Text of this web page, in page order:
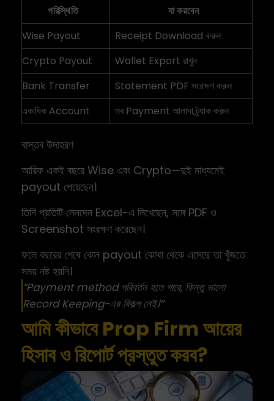
পরিস্থিতি
যা করবেন
Wise Payout
Receipt Download করুন
Crypto Payout
Wallet Export রাখুন
Bank Transfer
Statement PDF সংরক্ষণ করুন
একাধিক Account
সব Payment আলাদা ট্র্যাক করুন
বাস্তব উদাহরণ
আরিফ একই বছরে Wise এবং Crypto—দুই মাধ্যমেই
payout পেয়েছেন।
তিনি প্রতিটি লেনদেন Excel-এ লিখেছেন, সঙ্গে PDF ও
Screenshot সংরক্ষণ করেছেন।
ফলে বছরের শেষে কোন payout কোথা থেকে এসেছে তা খুঁজতে
সময় নষ্ট হয়নি।
“Payment method পরিবর্তন হতে পারে, কিন্তু ভালো
Record Keeping-এর বিকল্প নেই।”
আমি কীভাবে Prop Firm আয়ের
হিসাব ও রিপোর্ট প্রস্তুত করব?